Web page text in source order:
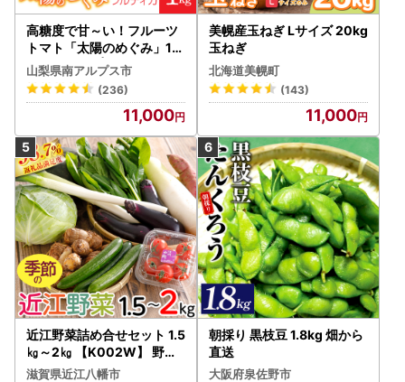
高糖度で甘～い！フルーツ
トマト「太陽のめぐみ」1k
g ALPBI001 | 高糖度 おす
すめ 産地直送 新鮮 フレッ
シュ 高栄養素 南アルプス市
山梨県南アルプス市
(236)
11,000
美幌産玉ねぎ Lサイズ 20kg
玉ねぎ
北海道美幌町
(143)
11,000
近江野菜詰め合せセット 1.5
㎏～2㎏ 【K002W】 野菜
旬 新鮮
滋賀県近江八幡市
朝採り 黒枝豆 1.8kg 畑から
直送
大阪府泉佐野市